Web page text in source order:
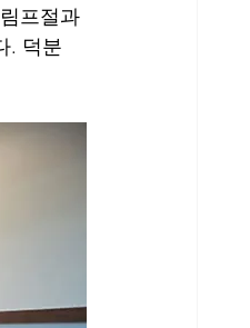
프절과
. 덕분